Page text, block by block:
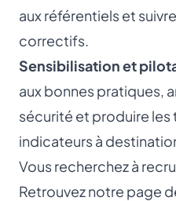
aux référentiels et
correctifs.
Sensibilisation et
aux bonnes pratiques,
sécurité et produire
indicateurs à
Vous recherchez à
Retrouvez notre page